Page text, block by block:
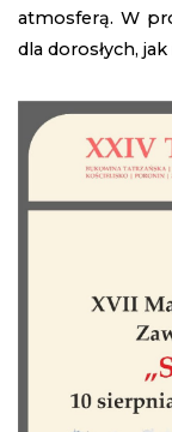
atmosferą. W
dla dorosłych,